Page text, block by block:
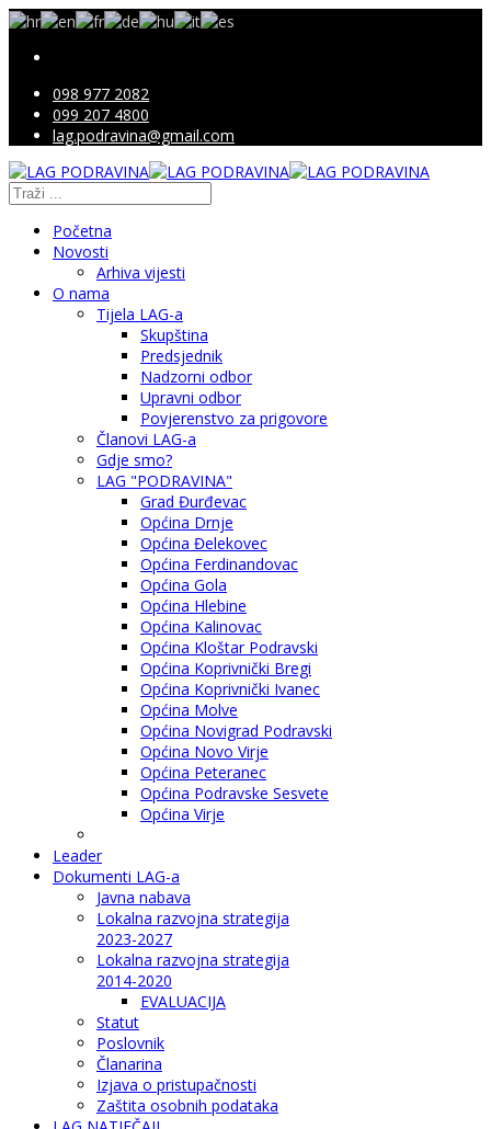
098 977 2082
099 207 4800
lag.podravina@gmail.com
Početna
Novosti
Arhiva vijesti
O nama
Tijela LAG-a
Skupština
Predsjednik
Nadzorni odbor
Upravni odbor
Povjerenstvo za prigovore
Članovi LAG-a
Gdje smo?
LAG "PODRAVINA"
Grad Đurđevac
Općina Drnje
Općina Đelekovec
Općina Ferdinandovac
Općina Gola
Općina Hlebine
Općina Kalinovac
Općina Kloštar Podravski
Općina Koprivnički Bregi
Općina Koprivnički Ivanec
Općina Molve
Općina Novigrad Podravski
Općina Novo Virje
Općina Peteranec
Općina Podravske Sesvete
Općina Virje
Leader
Dokumenti LAG-a
Javna nabava
Lokalna razvojna strategija
2023-2027
Lokalna razvojna strategija
2014-2020
EVALUACIJA
Statut
Poslovnik
Članarina
Izjava o pristupačnosti
Zaštita osobnih podataka